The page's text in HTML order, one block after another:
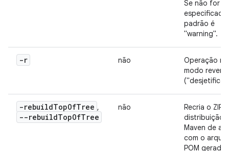
Se não for
padrão é
"warning".
-r não
Operação no
modo
-rebuildTopOfTree ,
--rebuildTopOfTree
não
Recria o ZIP
distribuição
Maven de
com o
POM gerado.